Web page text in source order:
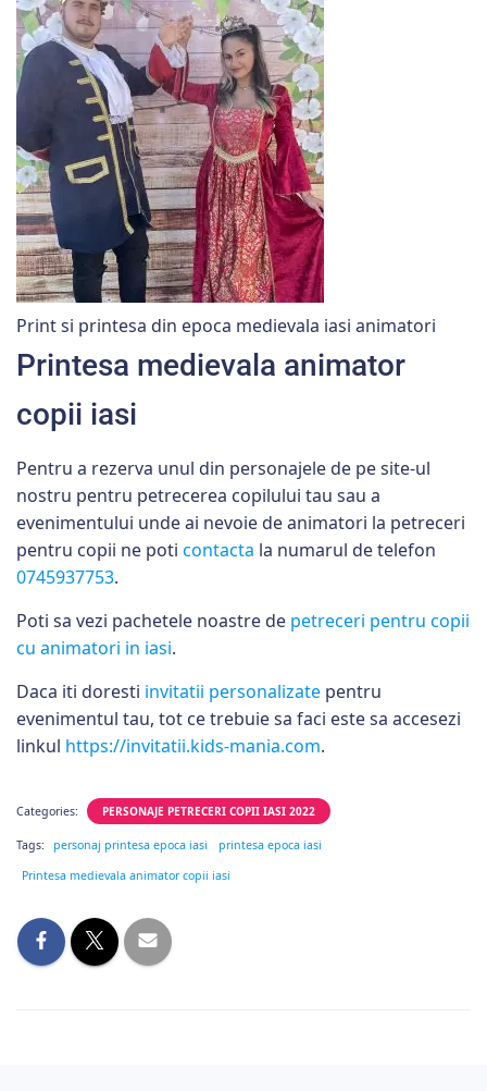
Print si printesa din epoca medievala iasi animatori
Printesa medievala animator
copii iasi
Pentru a rezerva unul din personajele de pe site-ul
nostru pentru petrecerea copilului tau sau a
evenimentului unde ai nevoie de animatori la petreceri
pentru copii ne poti contacta la numarul de telefon
0745937753.
Poti sa vezi pachetele noastre de petreceri pentru copii
cu animatori in iasi.
Daca iti doresti invitatii personalizate pentru
evenimentul tau, tot ce trebuie sa faci este sa accesezi
linkul https://invitatii.kids-mania.com.
Categories: PERSONAJE PETRECERI COPII IASI 2022
Tags: personaj printesa epoca iasi
printesa epoca iasi
Printesa medievala animator copii iasi